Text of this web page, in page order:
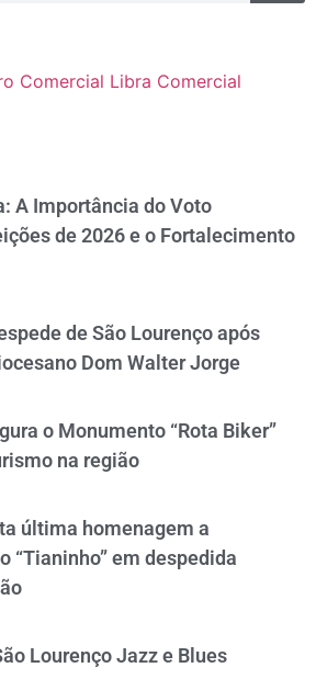
Comercial Libra Comercial
A Importância do Voto
de 2026 e o Fortalecimento
de São Lourenço após
Dom Walter Jorge
o Monumento “Rota Biker”
na região
última homenagem a
“Tianinho” em despedida
Lourenço Jazz e Blues